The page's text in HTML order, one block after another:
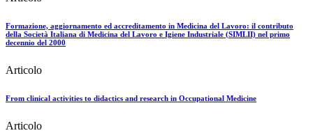
Formazione, aggiornamento ed accreditamento in Medicina del Lavoro: il contributo
della Società Italiana di Medicina del Lavoro e Igiene Industriale (SIMLII) nel primo
decennio del 2000
Articolo
From clinical activities to didactics and research in Occupational Medicine
Articolo